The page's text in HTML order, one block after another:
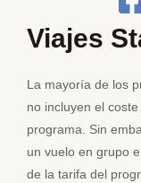
Viajes
La mayoría de los
no incluyen el
programa. Sin
un vuelo en grupo
de la tarifa del